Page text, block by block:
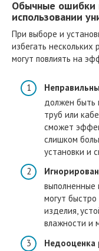
Обычные ошибки
использовании
При выборе и
избегать
могут повлиять на
должен быть
труб или
сможет
слишком
установки и
выполненные
могут
изделия,
влажности и
Недооценка